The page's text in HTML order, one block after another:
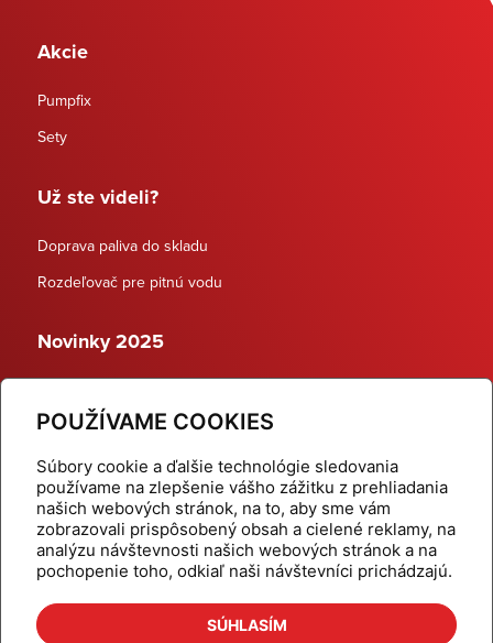
POUŽÍVAME COOKIES
Súbory cookie a ďalšie technológie sledovania
používame na zlepšenie vášho zážitku z prehliadania
našich webových stránok, na to, aby sme vám
zobrazovali prispôsobený obsah a cielené reklamy, na
analýzu návštevnosti našich webových stránok a na
pochopenie toho, odkiaľ naši návštevníci prichádzajú.
SÚHLASÍM
Akcie
Pumpfix
Sety
Už ste videli?
Doprava paliva do skladu
Rozdeľovač pre pitnú vodu
Novinky 2025
Dynamické termostatické ventily
Domov
Produkty
Aktuality
Odber šikovné tipy
Kalkulačky
Cenníky